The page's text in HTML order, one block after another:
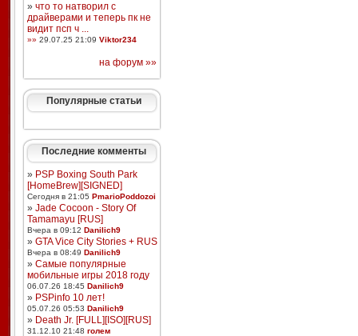
» что то натворил с
драйверами и теперь пк не
видит псп ч ...
»» 29.07.25 21:09 Viktor234
на форум »»
Популярные статьи
Последние комменты
» PSP Boxing South Park
[HomeBrew][SIGNED]
Сегодня в 21:05 PmarioPoddozoi
» Jade Cocoon - Story Of
Tamamayu [RUS]
Вчера в 09:12 Danilich9
» GTA Vice City Stories + RUS
Вчера в 08:49 Danilich9
» Самые популярные
мобильные игры 2018 году
06.07.26 18:45 Danilich9
» PSPinfo 10 лет!
05.07.26 05:53 Danilich9
» Death Jr. [FULL][ISO][RUS]
31.12.10 21:48 голем